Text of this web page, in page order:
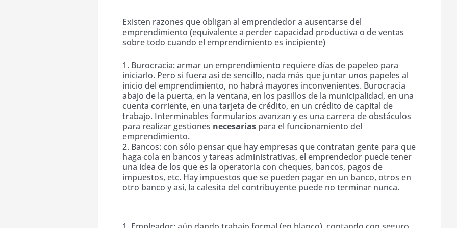
Existen razones que obligan al emprendedor a ausentarse del
emprendimiento (equivalente a perder capacidad productiva o de ventas
sobre todo cuando el emprendimiento es incipiente)
1. Burocracia: armar un emprendimiento requiere días de papeleo para
iniciarlo. Pero si fuera así de sencillo, nada más que juntar unos papeles al
inicio del emprendimiento, no habrá mayores inconvenientes. Burocracia
abajo de la puerta, en la ventana, en los pasillos de la municipalidad, en una
cuenta corriente, en una tarjeta de crédito, en un crédito de capital de
trabajo. Interminables formularios avanzan y es una carrera de obstáculos
para realizar gestiones necesarias para el funcionamiento del
emprendimiento.
2. Bancos: con sólo pensar que hay empresas que contratan gente para que
haga cola en bancos y tareas administrativas, el emprendedor puede tener
una idea de los que es la operatoria con cheques, bancos, pagos de
impuestos, etc. Hay impuestos que se pueden pagar en un banco, otros en
otro banco y así, la calesita del contribuyente puede no terminar nunca.